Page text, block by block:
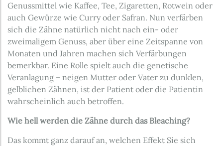
Genussmittel wie Kaffee, Tee, Zigaretten, Rotwein oder
auch Gewürze wie Curry oder Safran. Nun verfärben
sich die Zähne natürlich nicht nach ein- oder
zweimaligem Genuss, aber über eine Zeitspanne von
Monaten und Jahren machen sich Verfärbungen
bemerkbar. Eine Rolle spielt auch die genetische
Veranlagung – neigen Mutter oder Vater zu dunklen,
gelblichen Zähnen, ist der Patient oder die Patientin
wahrscheinlich auch betroffen.
Wie hell werden die Zähne durch das Bleaching?
Das kommt ganz darauf an, welchen Effekt Sie sich